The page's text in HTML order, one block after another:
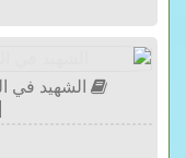
الشهيد في